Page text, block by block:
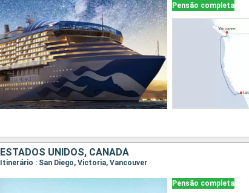
Pensão completa
ESTADOS UNIDOS, CANADÁ
Itinerário : San Diego, Victoria, Vancouver
Pensão completa